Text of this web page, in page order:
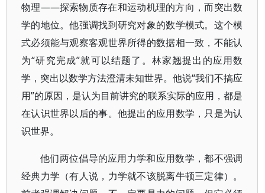
物理——探索物质存在和运动机理的方向，而突出数
学的地位。他强调找到研究对象的数学模式。这个模
式必须能与观察客观世界所得的数据相一致，不能认
为“研究完成”就可以结题了。林家翘提出的应用数
学，突出以数学方法澄清未知世界。他说“我们不搞应
用”的原因，是认为目前讲究的联系实际的应用，都是
在认识世界以后的事。他提出的应用数学，只是为认
识世界。
他们两位倡导的应用力学和应用数学，都不强调
经典力学（有人说，力学就不该脱离牛顿三定律）。